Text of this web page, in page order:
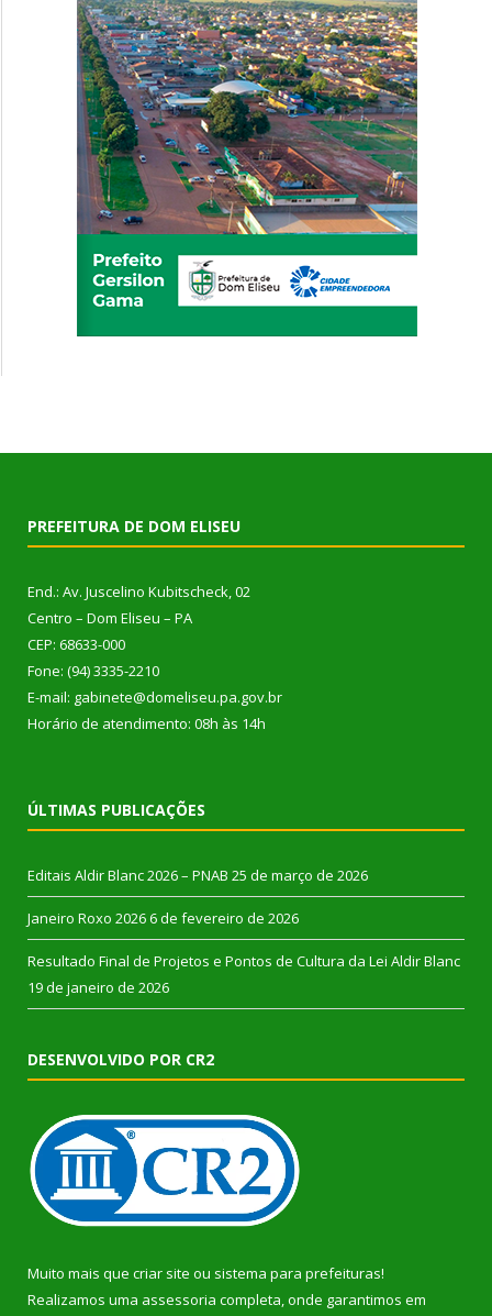
PREFEITURA DE DOM ELISEU
End.: Av. Juscelino Kubitscheck, 02
Centro – Dom Eliseu – PA
CEP: 68633-000
Fone: (94) 3335-2210
E-mail: gabinete@domeliseu.pa.gov.br
Horário de atendimento: 08h às 14h
ÚLTIMAS PUBLICAÇÕES
Editais Aldir Blanc 2026 – PNAB 25 de março de 2026
Janeiro Roxo 2026 6 de fevereiro de 2026
Resultado Final de Projetos e Pontos de Cultura da Lei Aldir Blanc
19 de janeiro de 2026
DESENVOLVIDO POR CR2
Muito mais que criar site ou sistema para prefeituras!
Realizamos uma assessoria completa, onde garantimos em